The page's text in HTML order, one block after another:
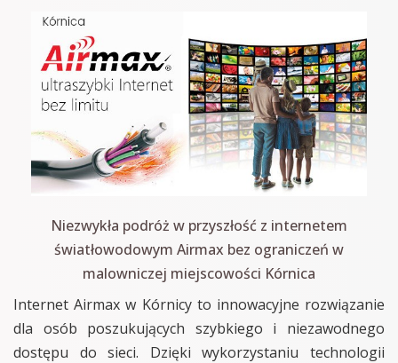
Niezwykła podróż w przyszłość z internetem
światłowodowym Airmax bez ograniczeń w
malowniczej miejscowości Kórnica
Internet Airmax w Kórnicy to innowacyjne rozwiązanie
dla osób poszukujących szybkiego i niezawodnego
dostępu do sieci. Dzięki wykorzystaniu technologii